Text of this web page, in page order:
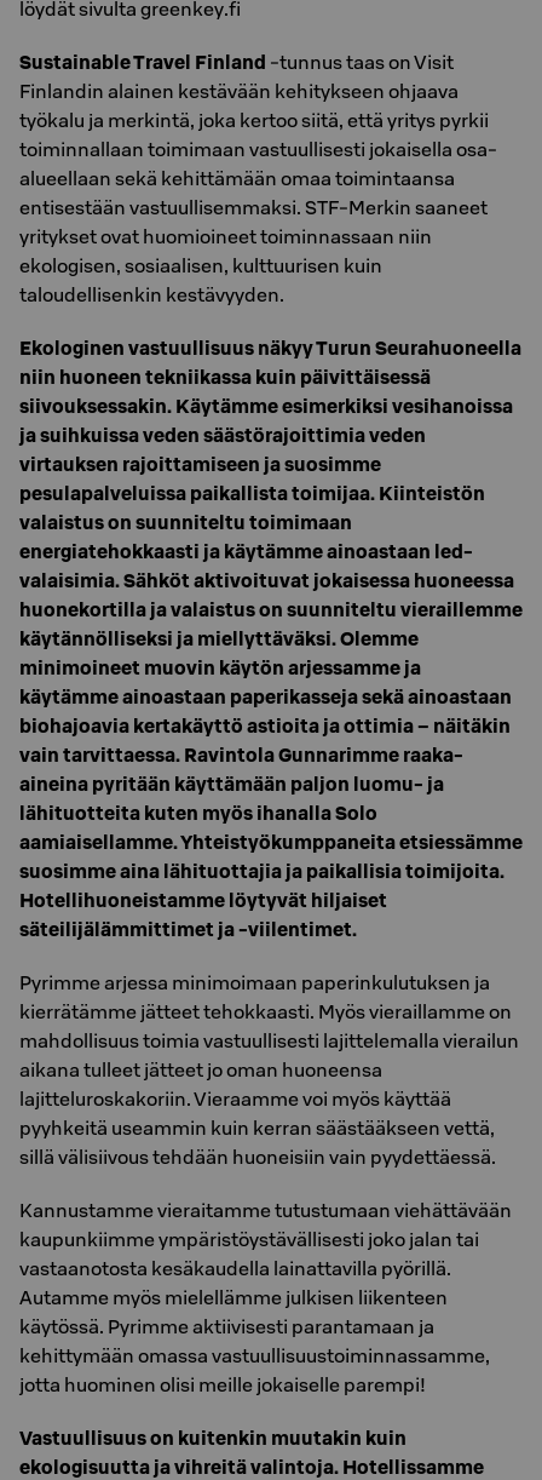
löydät sivulta greenkey.fi
Sustainable Travel Finland -tunnus taas on Visit
Finlandin alainen kestävään kehitykseen ohjaava
työkalu ja merkintä, joka kertoo siitä, että yritys pyrkii
toiminnallaan toimimaan vastuullisesti jokaisella osa-
alueellaan sekä kehittämään omaa toimintaansa
entisestään vastuullisemmaksi. STF-Merkin saaneet
yritykset ovat huomioineet toiminnassaan niin
ekologisen, sosiaalisen, kulttuurisen kuin
taloudellisenkin kestävyyden.
Ekologinen vastuullisuus näkyy Turun Seurahuoneella
niin huoneen tekniikassa kuin päivittäisessä
siivouksessakin. Käytämme esimerkiksi vesihanoissa
ja suihkuissa veden säästörajoittimia veden
virtauksen rajoittamiseen ja suosimme
pesulapalveluissa paikallista toimijaa. Kiinteistön
valaistus on suunniteltu toimimaan
energiatehokkaasti ja käytämme ainoastaan led-
valaisimia. Sähköt aktivoituvat jokaisessa huoneessa
huonekortilla ja valaistus on suunniteltu vieraillemme
käytännölliseksi ja miellyttäväksi. Olemme
minimoineet muovin käytön arjessamme ja
käytämme ainoastaan paperikasseja sekä ainoastaan
biohajoavia kertakäyttö astioita ja ottimia – näitäkin
vain tarvittaessa. Ravintola Gunnarimme raaka-
aineina pyritään käyttämään paljon luomu- ja
lähituotteita kuten myös ihanalla Solo
aamiaisellamme. Yhteistyökumppaneita etsiessämme
suosimme aina lähituottajia ja paikallisia toimijoita.
Hotellihuoneistamme löytyvät hiljaiset
säteilijälämmittimet ja -viilentimet.
Pyrimme arjessa minimoimaan paperinkulutuksen ja
kierrätämme jätteet tehokkaasti. Myös vieraillamme on
mahdollisuus toimia vastuullisesti lajittelemalla vierailun
aikana tulleet jätteet jo oman huoneensa
lajitteluroskakoriin. Vieraamme voi myös käyttää
pyyhkeitä useammin kuin kerran säästääkseen vettä,
sillä välisiivous tehdään huoneisiin vain pyydettäessä.
Kannustamme vieraitamme tutustumaan viehättävään
kaupunkiimme ympäristöystävällisesti joko jalan tai
vastaanotosta kesäkaudella lainattavilla pyörillä.
Autamme myös mielellämme julkisen liikenteen
käytössä. Pyrimme aktiivisesti parantamaan ja
kehittymään omassa vastuullisuustoiminnassamme,
jotta huominen olisi meille jokaiselle parempi!
Vastuullisuus on kuitenkin muutakin kuin
ekologisuutta ja vihreitä valintoja. Hotellissamme